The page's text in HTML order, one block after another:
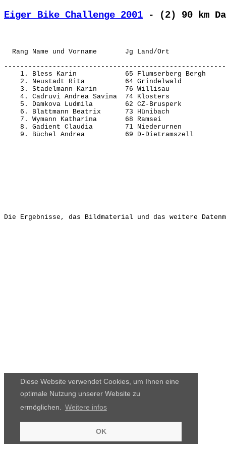
Diese Website verwendet Cookies, um Ihnen eine
optimale Nutzung unserer Website zu
ermöglichen.
Weitere infos
OK
Eiger Bike Challenge 2001 - (2) 90 km
1. Bless Karin            65 Flumserberg Bergh
2. Neustadt Rita          64 Grindelwald
3. Stadelmann Karin       76 Willisau
4. Cadruvi Andrea Savina  74 Klosters
5. Damkova Ludmila        62 CZ-Brusperk
6. Blattmann Beatrix      73 Hünibach
7. Wymann Katharina       68 Ramsei
8. Gadient Claudia        71 Niederurnen
Die Ergebnisse, das Bildmaterial und das weitere